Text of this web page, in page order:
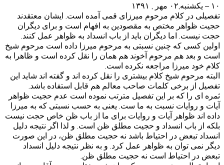
۱۰ – یکشنبه,۰۲ مهر , ۱۳۹۱
تفصیلی در کلام مرحوم میرزای قمی آمده است. ایشان معتقدند
حجیت ظواهر مختص به مقصودین به افهام است و برای دیگران
حجت نیست. اما دیگران باید از باب انسداد به ظواهر عمل کنند.
اولین کسی که چنین نسبتی به مرحوم میرزا داده است مرحوم شیخ
است و بعد هم مرحوم آخوند هم همان را نقل کرده است و ظاهرا به
کلام خود میرزا مراجعه نکرده است.
البته مرحوم شیخ کلام بیشتری را نقل کرده اند و گفته اند شاید این
تفصیل از برخی کلمات صاحب معالم هم قابل استفاده باشد.
ثمره ای را که بر این تفصیل مترتب نموده است عدم حجیت ظواهر
آیات و روایات نسبت به ما ست. یعنی به حسب نسبتی که به میرزا
داده اند ظواهر آیات و روایات برای ما از باب ظن خاص حجت نیست
بلکه از باب انسداد و حجیت مطلق ظن است. و لذا اگر نتیجه دلیل
انسداد تبعض در احتیاط باشد نه حجیت مطلق ظن، در این صورت
دیگر نمی توان به ظواهر عمل کرد. و به نظر نتیجه دلیل انسداد
تبعض در احتیاط است نه حجیت مطلق ظن.